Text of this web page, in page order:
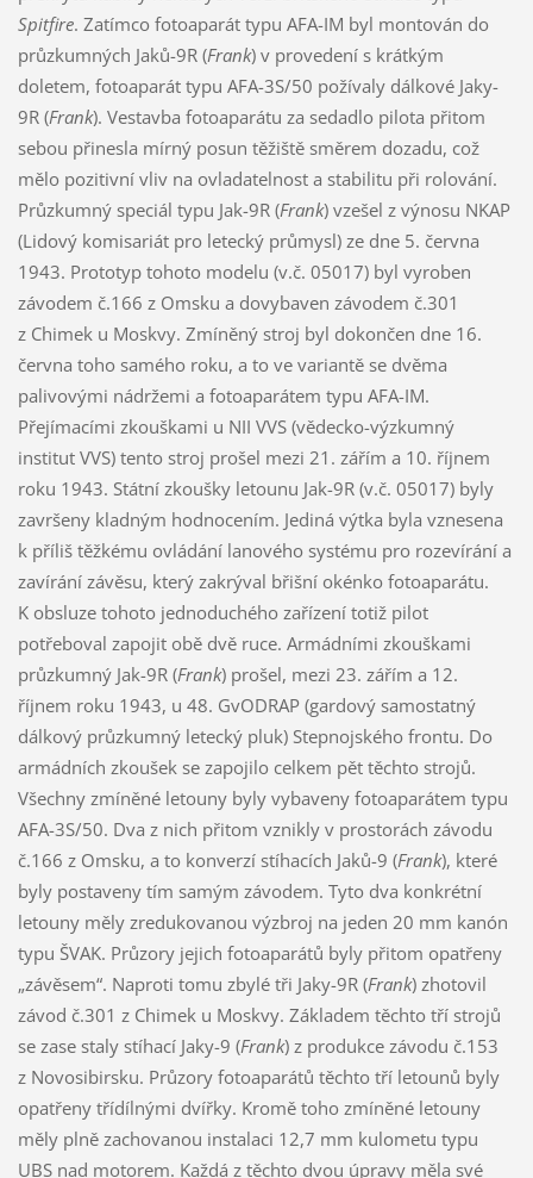
Spitfire. Zatímco fotoaparát typu AFA-IM byl montován do
průzkumných Jaků-9R (Frank) v provedení s krátkým
doletem, fotoaparát typu AFA-3S/50 požívaly dálkové Jaky-
9R (Frank). Vestavba fotoaparátu za sedadlo pilota přitom
sebou přinesla mírný posun těžiště směrem dozadu, což
mělo pozitivní vliv na ovladatelnost a stabilitu při rolování.
Průzkumný speciál typu Jak-9R (Frank) vzešel z výnosu NKAP
(Lidový komisariát pro letecký průmysl) ze dne 5. června
1943. Prototyp tohoto modelu (v.č. 05017) byl vyroben
závodem č.166 z Omsku a dovybaven závodem č.301
z Chimek u Moskvy. Zmíněný stroj byl dokončen dne 16.
června toho samého roku, a to ve variantě se dvěma
palivovými nádržemi a fotoaparátem typu AFA-IM.
Přejímacími zkouškami u NII VVS (vědecko-výzkumný
institut VVS) tento stroj prošel mezi 21. zářím a 10. říjnem
roku 1943. Státní zkoušky letounu Jak-9R (v.č. 05017) byly
završeny kladným hodnocením. Jediná výtka byla vznesena
k příliš těžkému ovládání lanového systému pro rozevírání a
zavírání závěsu, který zakrýval břišní okénko fotoaparátu.
K obsluze tohoto jednoduchého zařízení totiž pilot
potřeboval zapojit obě dvě ruce. Armádními zkouškami
průzkumný Jak-9R (Frank) prošel, mezi 23. zářím a 12.
říjnem roku 1943, u 48. GvODRAP (gardový samostatný
dálkový průzkumný letecký pluk) Stepnojského frontu. Do
armádních zkoušek se zapojilo celkem pět těchto strojů.
Všechny zmíněné letouny byly vybaveny fotoaparátem typu
AFA-3S/50. Dva z nich přitom vznikly v prostorách závodu
č.166 z Omsku, a to konverzí stíhacích Jaků-9 (Frank), které
byly postaveny tím samým závodem. Tyto dva konkrétní
letouny měly zredukovanou výzbroj na jeden 20 mm kanón
typu ŠVAK. Průzory jejich fotoaparátů byly přitom opatřeny
„závěsem“. Naproti tomu zbylé tři Jaky-9R (Frank) zhotovil
závod č.301 z Chimek u Moskvy. Základem těchto tří strojů
se zase staly stíhací Jaky-9 (Frank) z produkce závodu č.153
z Novosibirsku. Průzory fotoaparátů těchto tří letounů byly
opatřeny třídílnými dvířky. Kromě toho zmíněné letouny
měly plně zachovanou instalaci 12,7 mm kulometu typu
UBS nad motorem. Každá z těchto dvou úpravy měla své